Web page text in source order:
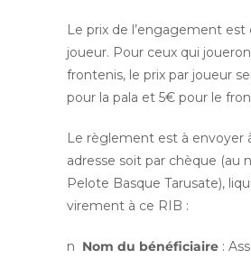
Le prix de l’engagement est
joueur. Pour ceux qui
frontenis, le prix par joueur
pour la pala et 5€ pour le
Le règlement est à envoyer
adresse soit par chèque (au
Pelote Basque Tarusate),
virement à ce RIB :
n Nom du bénéficiaire :